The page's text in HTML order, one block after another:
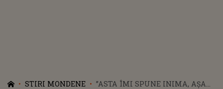
STIRI MONDENE
”ASTA ÎMI SPUNE INIMA, AȘA